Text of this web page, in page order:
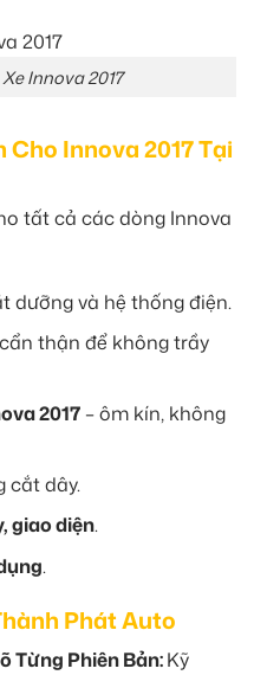
Innova 2017
Innova 2017 Tại
tất cả các dòng Innova
dưỡng và hệ thống điện.
thận để không trầy
2017– ôm kín, không
cắt dây.
giao diện.
.
Phát Auto
Từng Phiên Bản:Kỹ